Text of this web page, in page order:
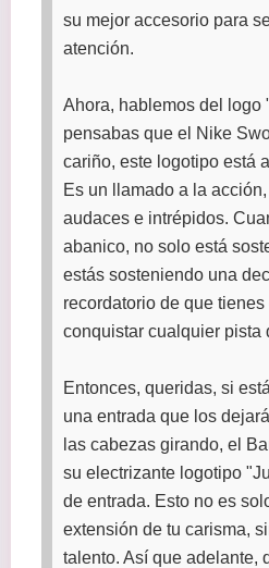
su mejor accesorio para
atención.
Ahora, hablemos del logo
pensabas que el Nike
cariño, este logotipo está
Es un llamado a la
audaces e intrépidos.
abanico, no solo está
estás sosteniendo una
recordatorio de que
conquistar cualquier pista
Entonces, queridas, si
una entrada que los
las cabezas girando, el
su electrizante logotipo
de entrada. Esto no es
extensión de tu carisma,
talento. Así que adelante,